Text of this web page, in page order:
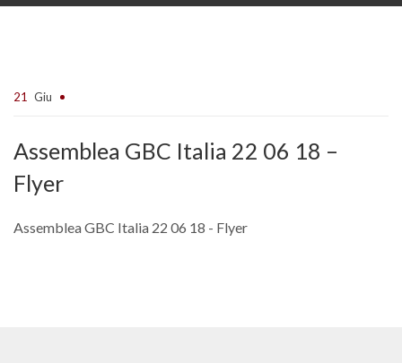
21 Giu
Assemblea GBC Italia 22 06 18 –
Flyer
Assemblea GBC Italia 22 06 18 - Flyer